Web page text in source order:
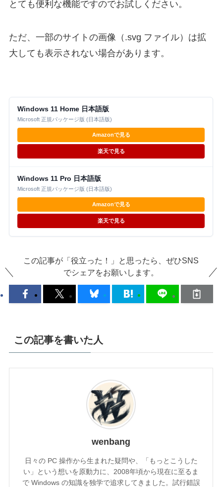
とても便利な機能ですのでお試しください。
ただ、一部のサイトの画像（.svg ファイル）は拡
大しても表示されない場合があります。
Windows 11 Home 日本語版
Microsoft 正規パッケージ版 (日本語版)
Amazonで見る
楽天で見る
Windows 11 Pro 日本語版
Microsoft 正規パッケージ版 (日本語版)
Amazonで見る
楽天で見る
この記事が「役立った！」と思ったら、ぜひSNS
でシェアをお願いします。
この記事を書いた人
wenbang
日々の PC 操作から生まれた疑問や、「もっとこうした
い」という想いを原動力に、2008年頃から現在に至るま
で Windows の知識を独学で追求してきました。試行錯誤